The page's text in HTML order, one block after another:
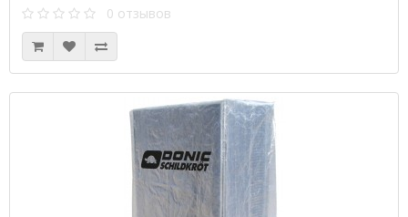
0 отзывов